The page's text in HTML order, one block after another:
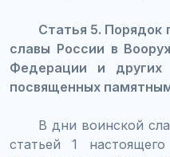
Статья 5. Порядок
славы России в
Федерации и других
посвященных
В дни воинской
статьей 1